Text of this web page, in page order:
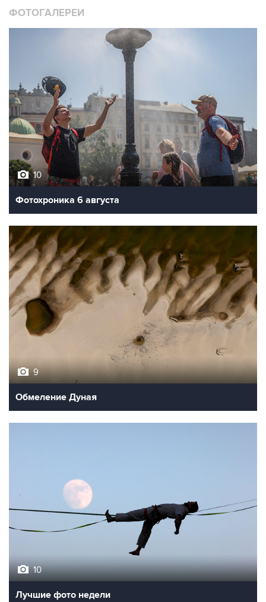
ФОТОГАЛЕРЕИ
10
Фотохроника 6 августа
9
Обмеление Дуная
10
Лучшие фото недели